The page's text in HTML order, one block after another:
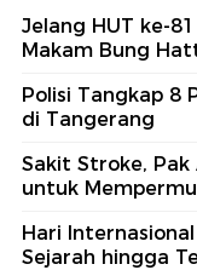
Jelang HUT ke-
Makam Bung
Polisi Tangkap 8
di Tangerang
Sakit Stroke, Pak
untuk
Hari
Sejarah hingga